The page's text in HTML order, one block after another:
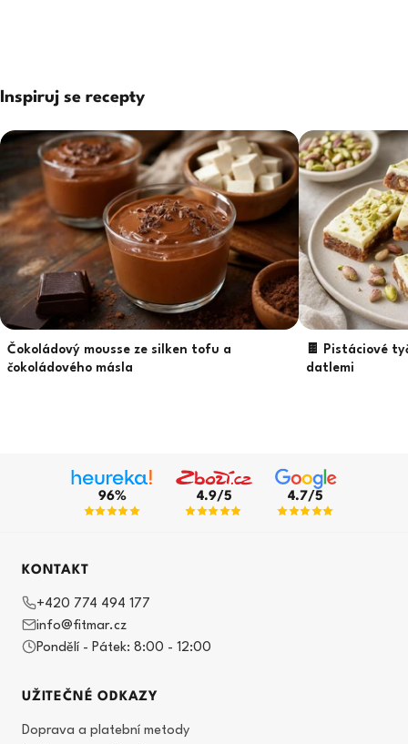
Inspiruj se recepty
Čokoládový mousse ze silken tofu a
čokoládového másla
🍫 Pistáciové
datlemi
96% 4.9/5 4.7/5
KONTAKT
+420 774 494 177
info@fitmar.cz
Pondělí - Pátek: 8:00 - 12:00
UŽITEČNÉ ODKAZY
Doprava a platební metody